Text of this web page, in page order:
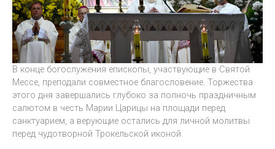
В конце богослужения епископы, участвующие в Святой
Мессе, преподали совместное благословение. Торжества
этого дня завершались глубоко за полночь праздничным
салютом в честь Марии Царицы на площади перед
санктуарием, а верующие остались для личной молитвы
перед чудотворной Трокельской иконой.